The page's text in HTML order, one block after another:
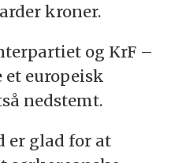
kroner.
og KrF –
et europeisk
nedstemt.
er glad for at